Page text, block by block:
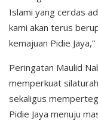
Islami yang cerdas
kami akan terus
kemajuan Pidie
Peringatan Maulid
memperkuat
sekaligus
Pidie Jaya menuju